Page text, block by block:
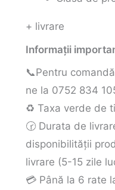
+ livrare
Informații
📞Pentru
ne la 0752 834
♻️ Taxa verde de
🕝 Durata de
disponibilității
livrare (5-15 zile
💳 Până la 6 rate